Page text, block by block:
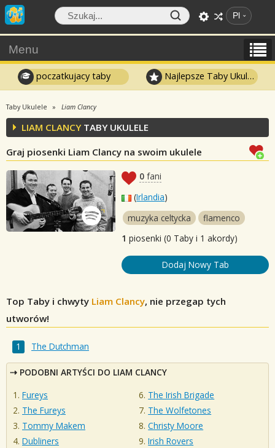
Pl
Menu
poczatkujacy taby Najlepsze Taby Ukulele
Taby Ukulele Liam Clancy
LIAM CLANCYTABY UKULELE
Graj piosenki Liam Clancy na swoim ukulele
0 fani
(Irlandia)
muzyka celtycka
flamenco
1 piosenki (0 Taby i 1 akordy)
Dodaj Nowy Tab
Top Taby i chwyty Liam Clancy, nie przegap tych
utworów!
The Dutchman
PODOBNI ARTYŚCI DO LIAM CLANCY
Fureys
The Fureys
Tommy Makem
Dubliners
The Irish Brigade
The Wolfetones
Christy Moore
Irish Rovers